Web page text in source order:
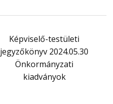
Képviselő-testületi
jegyzőkönyv 2024.05.30
Önkormányzati
kiadványok